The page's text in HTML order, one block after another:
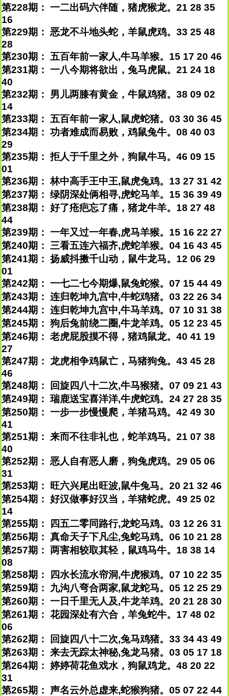
第228期： 一二出码六伴随，猪虎猴龙。21 28 35
16
第229期： 恶龙不斗地头蛇，羊鼠虎鸡。33 25 48
28
第230期： 五百年前一家人,牛马羊猴。15 17 20 46
第231期： 一八今期将欲出，兔马虎鼠。21 24 18
40
第232期： 男儿两膝有黄金，牛鼠鸡猪。38 09 02
14
第233期： 五百年前一家人,鼠虎蛇猪。03 30 36 45
第234期： 功者难成而易败，鸡鼠兔牛。08 40 03
29
第235期： 拒人于千里之外，狗鼠牛马。46 09 15
01
第236期： 林中高手王中王,鼠虎兔鸡。13 27 31 42
第237期： 绿阴深处俩相寻,虎蛇马羊。15 36 39 49
第238期： 好了疮疤忘了痛，猪龙牛羊。18 27 48
44
第239期： 一年又过一年春,虎马羊猴。15 16 22 27
第240期： 三看五连六福齐,虎蛇羊猴。04 16 43 45
第241期： 扬威抖擞千山动，鼠牛龙马。12 06 29
01
第242期： 一七二七今期爆,鼠兔蛇猴。07 15 44 49
第243期： 连归乾坤九宫中,牛蛇鸡猪。03 22 26 34
第244期： 连归乾坤九宫中,牛马羊鸡。07 10 31 38
第245期： 狗后兔前绕二圈,牛龙羊鸡。05 12 23 45
第246期： 老虎屁股摸不得，猪鸡鼠龙。40 41 19
27
第247期： 龙虎相争鸡鼠亡，马猪狗兔。43 45 28
46
第248期： 回旋四八十二次,牛马猴猪。07 09 21 43
第249期： 瑞鹿送宝喜洋洋,牛虎蛇鸡。24 27 28 35
第250期： 一步一步慢慢爬，羊猪马鸡。42 49 30
41
第251期： 来而不往非礼也，蛇羊鸡马。21 07 38
40
第252期： 恶人自有恶人磨，狗兔虎鸡。29 05 06
31
第253期： 旺六兴尾出旺波,鼠牛兔马。20 21 32 46
第254期： 好汉做事好汉当，羊猪蛇虎。49 25 02
14
第255期： 四五二零同路行,龙蛇马鸡。03 12 26 31
第256期： 真命天子下凡尘,兔蛇马鸡。06 10 21 28
第257期： 两害相较取其轻，鼠鸡马牛。18 38 14
08
第258期： 四水长流水帘洞,牛虎猴鸡。07 10 22 35
第259期： 九沟八弯合两家,鼠龙蛇马。05 12 25 29
第260期： 一日千里无人及,牛龙羊鸡。20 21 28 30
第261期： 花园深处有六合，羊兔蛇牛。17 48 02
06
第262期： 回旋四八十二次,兔马鸡猪。33 34 43 49
第263期： 来去无踪太神秘,兔龙马猪。03 05 17 18
第264期： 婷婷荷花鱼戏水，狗鼠鸡龙。48 20 22
31
第265期： 声名云外总虚来,蛇猴狗猪。05 07 22 44